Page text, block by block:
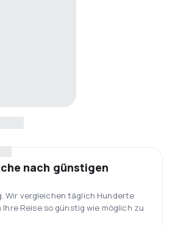
nach günstigen
Wir vergleichen täglich Hunderte
Ihre Reise so günstig wie möglich zu